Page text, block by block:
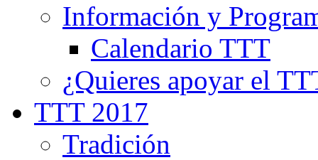
Información y
Calendario TTT
¿Quieres apoyar el
TTT 2017
Tradición